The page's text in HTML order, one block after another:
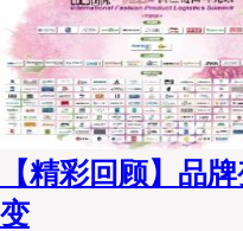
【精彩回顾】品
变